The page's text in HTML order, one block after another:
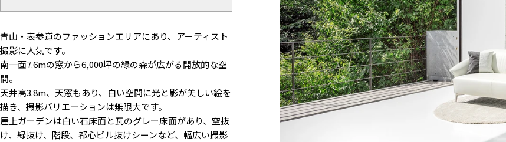
[R]studioについて
お知らせ
お問い合わせ
掲載のお問い合わせ
プライバシーポリシー
青山・表参道のファッションエリアにあり、アーティスト
撮影に人気です。
南一面7.6mの窓から6,000坪の緑の森が広がる開放的な空
間。
天井高3.8m、天窓もあり、白い空間に光と影が美しい絵を
描き、撮影バリエーションは無限大です。
屋上ガーデンは白い石床面と瓦のグレー床面があり、空抜
け、緑抜け、階段、都心ビル抜けシーンなど、幅広い撮影